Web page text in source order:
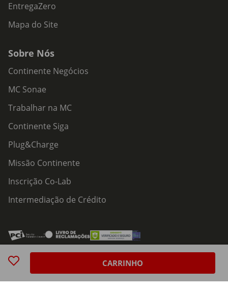
CARRINHO
EntregaZero
Mapa do Site
Sobre Nós
Continente Negócios
MC Sonae
Trabalhar na MC
Continente Siga
Plug&Charge
Missão Continente
Inscrição Co-Lab
Intermediação de Crédito
Acessibilidade Política de Cookies